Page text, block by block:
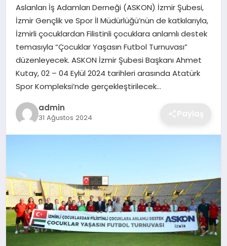
MAGAZIN
OTOMOBIL
TEKNOLOJI
Aslanları İş Adamları Derneği (ASKON) İzmir Şubesi,
İzmir Gençlik ve Spor İl Müdürlüğü’nün de katkılarıyla,
İzmirli çocuklardan Filistinli çocuklara anlamlı destek
temasıyla “Çocuklar Yaşasın Futbol Turnuvası”
düzenleyecek. ASKON İzmir Şubesi Başkanı Ahmet
Kutay, 02 – 04 Eylül 2024 tarihleri arasında Atatürk
Spor Kompleksi’nde gerçekleştirilecek…
admin
31 Ağustos 2024